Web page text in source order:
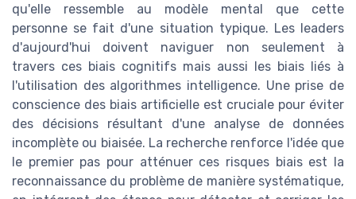
qu'elle ressemble au modèle mental que cette
personne se fait d'une situation typique. Les leaders
d'aujourd'hui doivent naviguer non seulement à
travers ces biais cognitifs mais aussi les biais liés à
l'utilisation des algorithmes intelligence. Une prise de
conscience des biais artificielle est cruciale pour éviter
des décisions résultant d'une analyse de données
incomplète ou biaisée. La recherche renforce l'idée que
le premier pas pour atténuer ces risques biais est la
reconnaissance du problème de manière systématique,